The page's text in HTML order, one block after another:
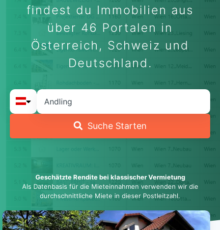
findest du Immobilien aus
über 46 Portalen in
Österreich, Schweiz und
Deutschland.
Suche Starten
Geschätzte Rendite bei klassischer Vermietung
Als Datenbasis für die Mieteinnahmen verwenden wir die
durchschnittliche Miete in dieser Postleitzahl.